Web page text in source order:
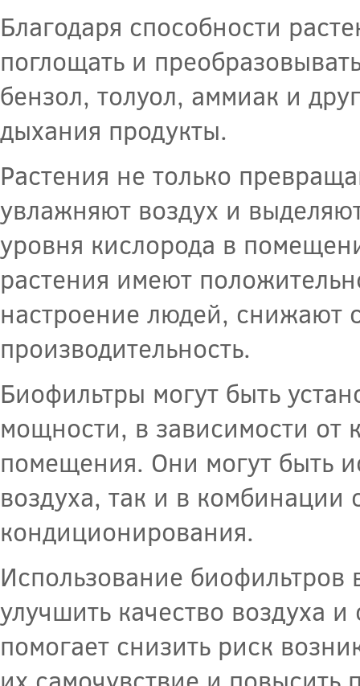
Благодаря способности
поглощать и
бензол, толуол, аммиак и
дыхания продукты.
Растения не только
увлажняют воздух и
уровня кислорода в
растения имеют
настроение людей, снижают
производительность.
Биофильтры могут быть
мощности, в зависимости от
помещения. Они могут быть
воздуха, так и в
кондиционирования.
Использование
улучшить качество воздуха
помогает снизить риск